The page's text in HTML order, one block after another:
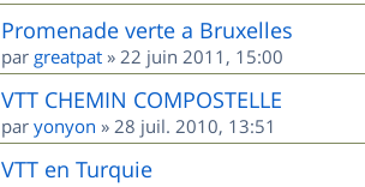
Promenade verte a Bruxelles
par greatpat » 22 juin 2011, 15:00
VTT CHEMIN COMPOSTELLE
par yonyon » 28 juil. 2010, 13:51
VTT en Turquie